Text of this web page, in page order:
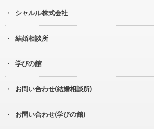
シャルル株式会社
結婚相談所
学びの館
お問い合わせ(結婚相談所)
お問い合わせ(学びの館)